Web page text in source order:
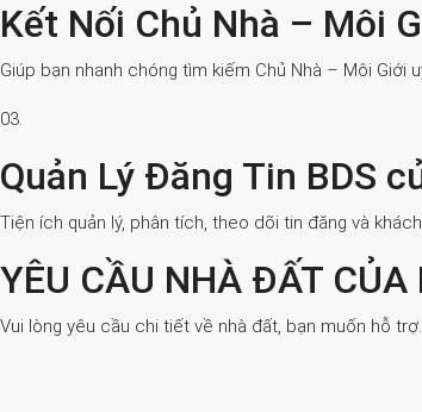
Kết Nối Chủ Nhà – Môi
Giúp bạn nhanh chóng tìm kiếm Chủ Nhà – Môi Giới
03.
Quản Lý Đăng Tin BDS
Tiện ích quản lý, phân tích, theo dõi tin đăng và
YÊU CẦU NHÀ ĐẤT CỦA
Vui lòng yêu cầu chi tiết về nhà đất, bạn muốn hỗ